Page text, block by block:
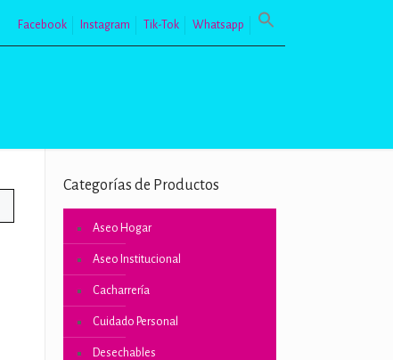
Facebook Instagram Tik-Tok Whatsapp
Categorías de Productos
Aseo Hogar
Aseo Institucional
Cacharrería
Cuidado Personal
Desechables